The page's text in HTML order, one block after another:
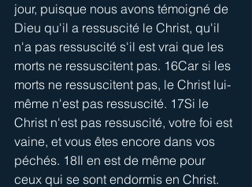
jour, puisque nous avons témoigné de
Dieu qu'il a ressuscité le Christ, qu'il
n'a pas ressuscité s'il est vrai que les
morts ne ressuscitent pas. 16Car si les
morts ne ressuscitent pas, le Christ lui-
même n'est pas ressuscité. 17Si le
Christ n'est pas ressuscité, votre foi est
vaine, et vous êtes encore dans vos
péchés. 18Il en est de même pour
ceux qui se sont endormis en Christ.